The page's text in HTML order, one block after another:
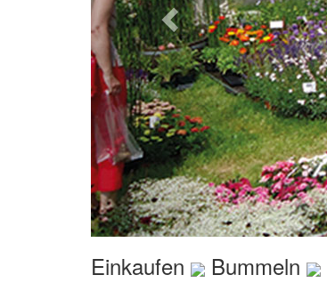
Einkaufen Bummeln